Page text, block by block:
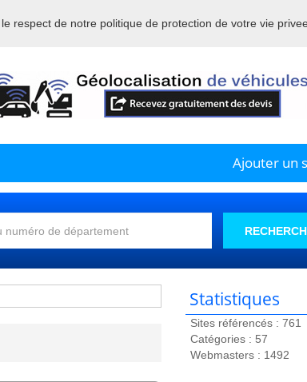
de la la logistique en France.
Ajouter un
Statistiques
Sites référencés : 761
Catégories : 57
Webmasters : 1492
respect de notre politique de protection de votre vie privee.